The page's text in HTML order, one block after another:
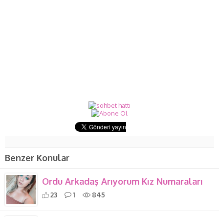
Benzer Konular
Ordu Arkadaş Arıyorum Kız Numaraları
23 1 845